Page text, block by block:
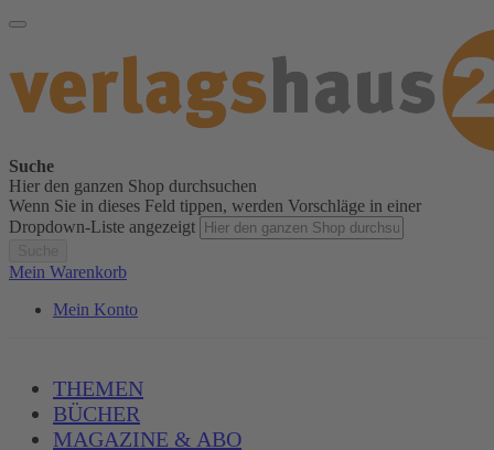
Suche
Hier den ganzen Shop durchsuchen
Wenn Sie in dieses Feld tippen, werden Vorschläge in einer
Dropdown-Liste angezeigt
Mein Warenkorb
Mein Konto
THEMEN
BÜCHER
MAGAZINE & ABO